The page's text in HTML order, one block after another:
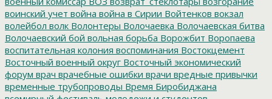
воинский учет война война в Сирии Войтенков вокзал
волейбол волк Волонтеры Волочаевка Волочаевская битва
Волочаевский бой вольная борьба Ворожбит Воропаева
воспитательная колония воспоминания Востокцемент
Восточный военный округ Восточный экономический
форум врач врачебные ошибки врачи вредные привычки
временные трубопроводы Время Биробиджана